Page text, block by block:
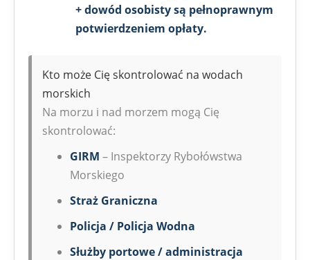
+ dowód osobisty są pełnoprawnym
potwierdzeniem opłaty.
Kto może Cię skontrolować na wodach
morskich
Na morzu i nad morzem mogą Cię
skontrolować:
GIRM – Inspektorzy Rybołówstwa
Morskiego
Straż Graniczna
Policja / Policja Wodna
Służby portowe / administracja